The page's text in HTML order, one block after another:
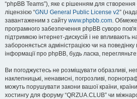
“phpBB Teams”), яке є рішенням для
ліцензією “GNU General Public License v2”
завантаженим з сайту www.phpbb.com.
програмного забезпечення phpBB суворо
підтримкою інтернет-дискусій і не впливають
забороняється адміністрацією чи на
інформації про phpBB, будь ласка,
Ви погоджуєтесь не розміщувати образливі,
наклепницькі, ненависні, погрозливі,
можуть порушувати закони вашої країни,
хостингу для форуму “QRZUA.CLUB” чи